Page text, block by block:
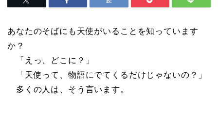
あなたのそばにも天使がいることを知っています
か？
「えっ、どこに？」
「天使って、物語にでてくるだけじゃないの？」
多くの人は、そう言います。